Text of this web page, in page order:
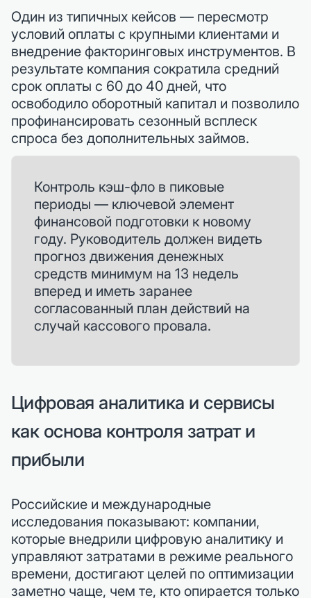
Один из типичных кейсов — пересмотр
условий оплаты с крупными клиентами и
внедрение факторинговых инструментов. В
результате компания сократила средний
срок оплаты с 60 до 40 дней, что
освободило оборотный капитал и позволило
профинансировать сезонный всплеск
спроса без дополнительных займов.
Контроль кэш-фло в пиковые
периоды — ключевой элемент
финансовой подготовки к новому
году. Руководитель должен видеть
прогноз движения денежных
средств минимум на 13 недель
вперед и иметь заранее
согласованный план действий на
случай кассового провала.
Цифровая аналитика и сервисы
как основа контроля затрат и
прибыли
Российские и международные
исследования показывают: компании,
которые внедрили цифровую аналитику и
управляют затратами в режиме реального
времени, достигают целей по оптимизации
заметно чаще, чем те, кто опирается только